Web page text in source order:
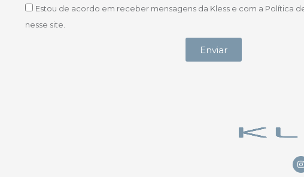
Estou de acordo em receber mensagens da Kless e com a Política
nesse site.
Enviar